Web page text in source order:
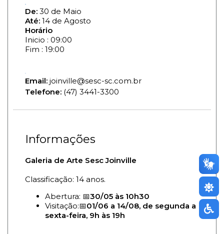
De: 30 de Maio
Até: 14 de Agosto
Horário
Inicio : 09:00
Fim : 19:00
Email: joinville@sesc-sc.com.br
Telefone: (47) 3441-3300
Informações
Galeria de Arte Sesc Joinville
Classificação: 14 anos.
Abertura: 📅30/05 às 10h30
Visitação:📅01/06 a 14/08, de segunda a
sexta-feira, 9h às 19h